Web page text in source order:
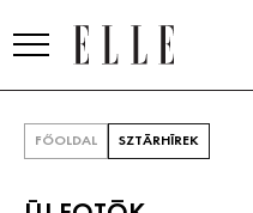
FŐOLDAL SZTÁRHÍREK